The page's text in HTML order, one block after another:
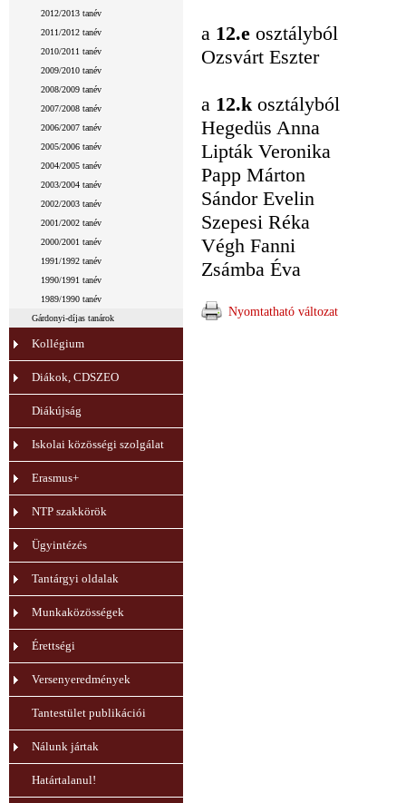
2012/2013 tanév
2011/2012 tanév
2010/2011 tanév
2009/2010 tanév
2008/2009 tanév
2007/2008 tanév
2006/2007 tanév
2005/2006 tanév
2004/2005 tanév
2003/2004 tanév
2002/2003 tanév
2001/2002 tanév
2000/2001 tanév
1991/1992 tanév
1990/1991 tanév
1989/1990 tanév
Gárdonyi-díjas tanárok
Kollégium
Diákok, CDSZEO
Diákújság
Iskolai közösségi szolgálat
Erasmus+
NTP szakkörök
Ügyintézés
Tantárgyi oldalak
Munkaközösségek
Érettségi
Versenyeredmények
Tantestület publikációi
Nálunk jártak
Határtalanul!
a 12.e osztályból
Ozsvárt Eszter
a 12.kosztályból
Hegedüs Anna
Lipták Veronika
Papp Márton
Sándor Evelin
Szepesi Réka
Végh Fanni
Zsámba Éva
Nyomtatható változat